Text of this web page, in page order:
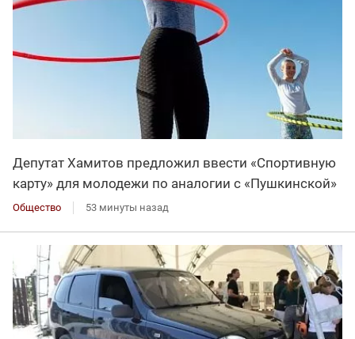
Депутат Хамитов предложил ввести «Спортивную
карту» для молодежи по аналогии с «Пушкинской»
Общество 53 минуты назад